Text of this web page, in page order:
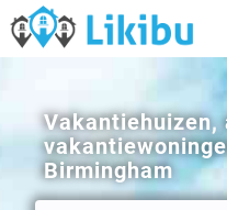
Vakantiehuizen,
Birmingham